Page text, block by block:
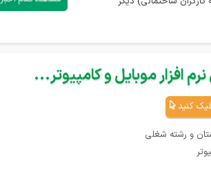
افزار موبایل و کامپیوتر...
کنید
و رشته شغلی